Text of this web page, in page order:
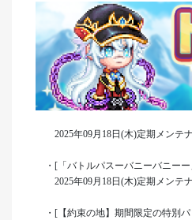
2025年09月18日(木)定期メンテナ
・[「バトルパスーバニーバニー
2025年09月18日(木)定期メンテナ
・[【約束の地】期間限定の特別